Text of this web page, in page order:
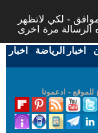
- لكي لاتظهر
- اخبار الرياضة - اخبار
للموقع - ادعمونا